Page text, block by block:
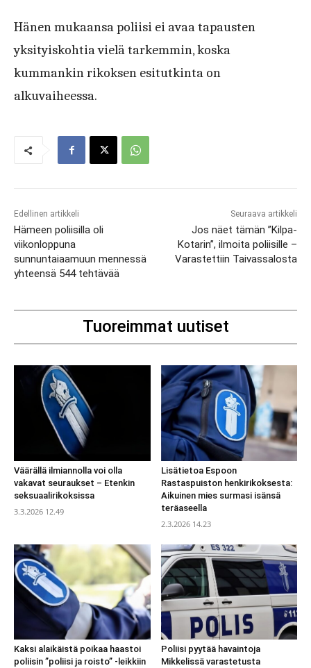
Hänen mukaansa poliisi ei avaa tapausten
yksityiskohtia vielä tarkemmin, koska
kummankin rikoksen esitutkinta on
alkuvaiheessa.
Edellinen artikkeli
Hämeen poliisilla oli
viikonloppuna
sunnuntaiaamuun mennessä
yhteensä 544 tehtävää
Seuraava artikkeli
Jos näet tämän ”Kilpa-
Kotarin”, ilmoita poliisille –
Varastettiin Taivassalosta
Tuoreimmat uutiset
Väärällä ilmiannolla voi olla
vakavat seuraukset – Etenkin
seksuaalirikoksissa
3.3.2026 12.49
Lisätietoa Espoon
Rastaspuiston henkirikoksesta:
Aikuinen mies surmasi isänsä
teräaseella
2.3.2026 14.23
Kaksi alaikäistä poikaa haastoi
poliisin ”poliisi ja roisto” -leikkiin
Poliisi pyytää havaintoja
Mikkelissä varastetusta